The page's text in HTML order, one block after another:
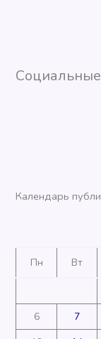
Социальные
Календарь
Пн Вт
6
7